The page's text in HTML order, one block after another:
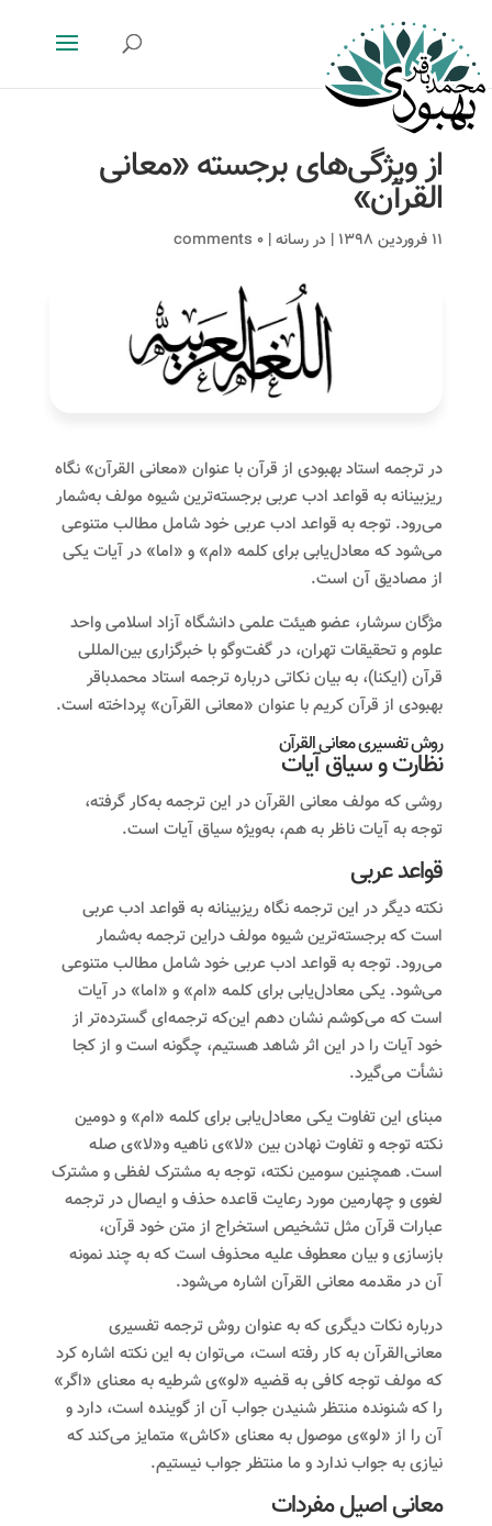
از ویژگی‌های برجسته «معانی
القرآن»
۱۱ فروردین ۱۳۹۸ | در رسانه| ۰ comments
در ترجمه استاد بهبودی از قرآن با عنوان «معانی القرآن» نگاه
ریزبینانه به قواعد ادب عربی برجسته‌ترین شیوه مولف به‌شمار
می‌رود. توجه به قواعد ادب عربی خود شامل مطالب متنوعی
می‌شود که معادل‌یابی برای کلمه «ام» و «اما» در آیات یکی
از مصادیق آن است.
مژگان سرشار، عضو هیئت علمی دانشگاه آزاد اسلامی واحد
علوم و تحقیقات تهران، در گفت‌وگو با خبرگزاری بین‌المللی
قرآن (ایکنا)، به بیان نکاتی درباره ترجمه استاد محمدباقر
بهبودی از قرآن کریم با عنوان «معانی القرآن» پرداخته است.
روش تفسیری معانی القرآن
نظارت و سیاق آیات
روشی که مولف معانی القرآن در این ترجمه به‌کار گرفته‌،
توجه به آیات ناظر به هم، به‌ویژه سیاق آیات است.
قواعد عربی
نکته دیگر در این ترجمه نگاه ریزبینانه به قواعد ادب عربی
است که برجسته‌ترین شیوه مولف دراین ترجمه به‌شمار
می‌رود. توجه به قواعد ادب عربی خود شامل مطالب متنوعی
می‌شود. یکی معادل‌یابی برای کلمه «ام» و «اما» در آیات
است که می‌کوشم نشان دهم این‌که ترجمه‌ای گسترده‌‌تر از
خود آیات را در این اثر شاهد هستیم، چگونه است و از کجا
نشأت می‌گیرد.
مبنای این تفاوت یکی معادل‌یابی برای کلمه «ام» و دومین
نکته توجه و تفاوت نهادن بین «لا»ی ناهیه و«لا»ی صله
است. همچنین سومین نکته، توجه به مشترک لفظی و مشترک
لغوی و چهارمین مورد رعایت قاعده حذف و ایصال در ترجمه
عبارات قرآن مثل تشخیص استخراج از متن خود قرآن،
بازسازی و بیان معطوف علیه محذوف است که به چند نمونه
آن در مقدمه معانی القرآن اشاره می‌شود.
درباره نکات دیگری که به عنوان روش ترجمه تفسیری
معانی‌القرآن به کار رفته است، می‌توان به این نکته اشاره کرد
که مولف توجه کافی به قضیه «لو»ی شرطیه به معنای «اگر»
را که شنونده منتظر شنیدن جواب آن از گوینده است، دارد و
آن را از «لو»ی موصول به معنای «کاش» متمایز می‌کند که
نیازی به جواب ندارد و ما منتظر جواب نیستیم.
معانی اصیل مفردات